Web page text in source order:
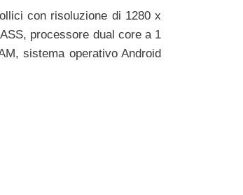
con risoluzione di 1280 x
processore dual core a 1
sistema operativo Android